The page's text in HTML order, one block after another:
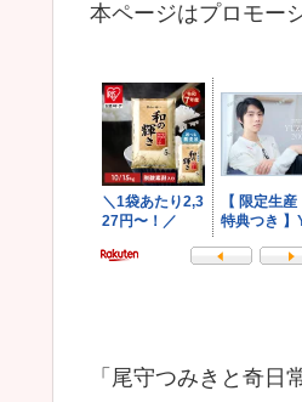
本ページはプロモー
「尾守つみきと奇